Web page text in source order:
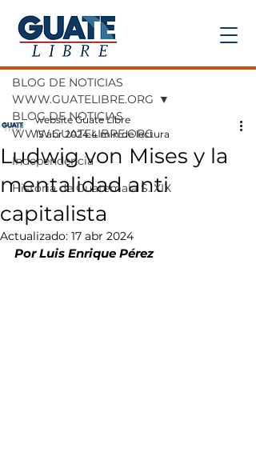
Entrada
BLOG DE NOTICIAS
WWW.GUATELIBRE.ORG
Independencia
Historia de Guatemala S. XIX
BLOG DE NOTICIAS
WWW.GUATELIBRE.ORG
Ludwig von Mises y la
mentalidad anti
capitalista
website Guate Libre
15 abr 2024 4 min de lectura
Actualizado: 17 abr 2024
Por Luis Enrique Pérez